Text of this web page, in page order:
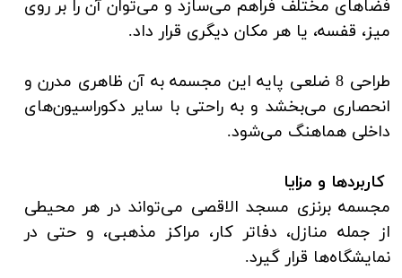
فضاهای مختلف فراهم می‌سازد و می‌توان آن را بر روی
میز، قفسه، یا هر مکان دیگری قرار داد.
طراحی 8 ضلعی پایه این مجسمه به آن ظاهری مدرن و
انحصاری می‌بخشد و به راحتی با سایر دکوراسیون‌های
داخلی هماهنگ می‌شود.
کاربردها و مزایا
مجسمه برنزی مسجد الاقصی می‌تواند در هر محیطی
از جمله منازل، دفاتر کار، مراکز مذهبی، و حتی در
نمایشگاه‌ها قرار گیرد.